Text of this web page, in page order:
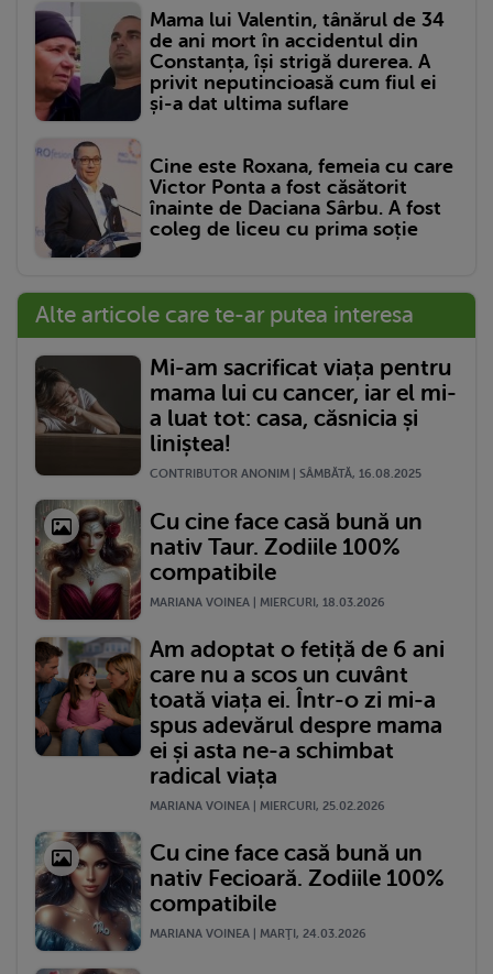
Mama lui Valentin, tânărul de 34
de ani mort în accidentul din
Constanța, își strigă durerea. A
privit neputincioasă cum fiul ei
și-a dat ultima suflare
Cine este Roxana, femeia cu care
Victor Ponta a fost căsătorit
înainte de Daciana Sârbu. A fost
coleg de liceu cu prima soție
Alte articole care te-ar putea interesa
Mi-am sacrificat viața pentru
mama lui cu cancer, iar el mi-
a luat tot: casa, căsnicia și
liniștea!
CONTRIBUTOR ANONIM | SÂMBĂTĂ, 16.08.2025
Cu cine face casă bună un
nativ Taur. Zodiile 100%
compatibile
MARIANA VOINEA | MIERCURI, 18.03.2026
Am adoptat o fetiță de 6 ani
care nu a scos un cuvânt
toată viața ei. Într-o zi mi-a
spus adevărul despre mama
ei și asta ne-a schimbat
radical viața
MARIANA VOINEA | MIERCURI, 25.02.2026
Cu cine face casă bună un
nativ Fecioară. Zodiile 100%
compatibile
MARIANA VOINEA | MARŢI, 24.03.2026